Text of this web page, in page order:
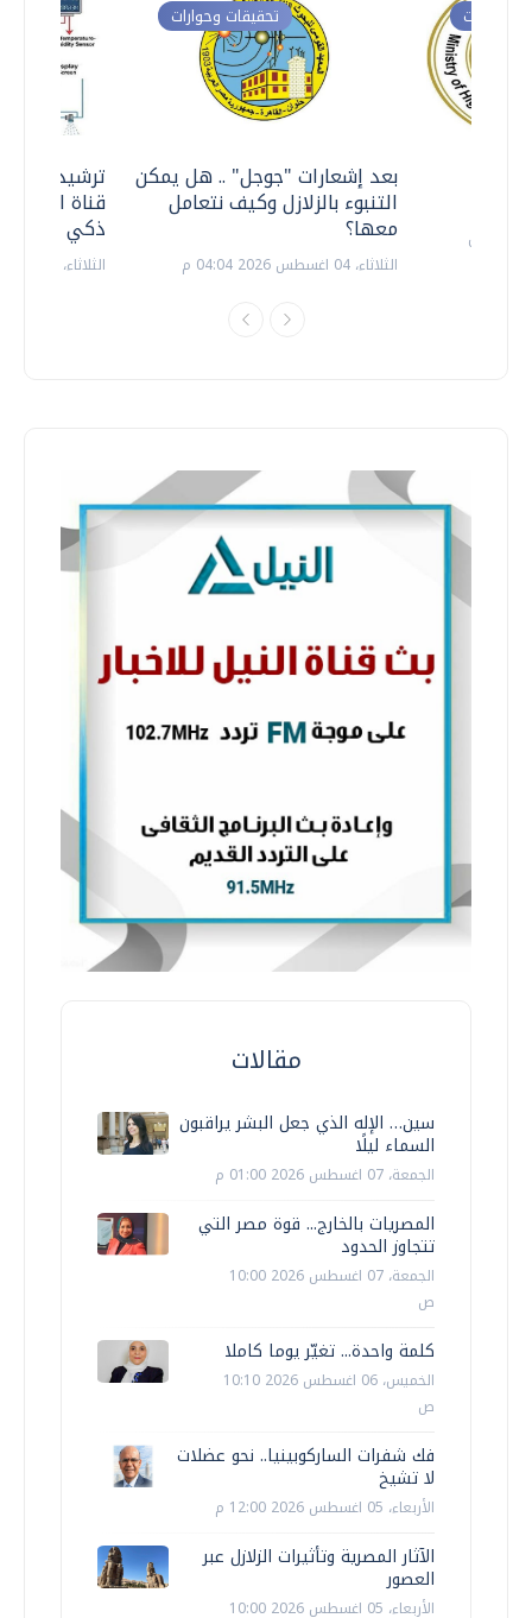
ترشيدا
قناة
ذكي
الثلاثاء، 14 يوليو 2026 06:11 م
تحقيقات وحوارات
بعد إشعارات "جوجل" .. هل يمكن
التنبوء بالزلازل وكيف نتعامل
معها؟
الثلاثاء، 04 اغسطس 2026 04:04 م
وحوارات
مقالات
سين… الإله الذي جعل البشر يراقبون
السماء ليلًا
الجمعة، 07 اغسطس 2026 01:00 م
المصريات بالخارج... قوة مصر التي
تتجاوز الحدود
الجمعة، 07 اغسطس 2026 10:00
ص
كلمة واحدة... تغيّر يوما كاملا
الخميس، 06 اغسطس 2026 10:10
ص
فك شفرات الساركوبينيا.. نحو عضلات
لا تشيخ
الأربعاء، 05 اغسطس 2026 12:00 م
الآثار المصرية وتأثيرات الزلازل عبر
العصور
الأربعاء، 05 اغسطس 2026 10:00